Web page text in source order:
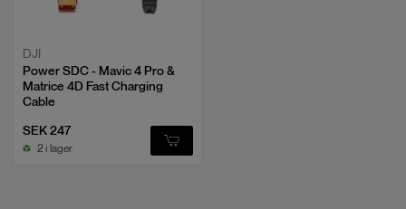
DJI
Power SDC - Mavic 4 Pro &
Matrice 4D Fast Charging
Cable
SEK 247
2 i lager